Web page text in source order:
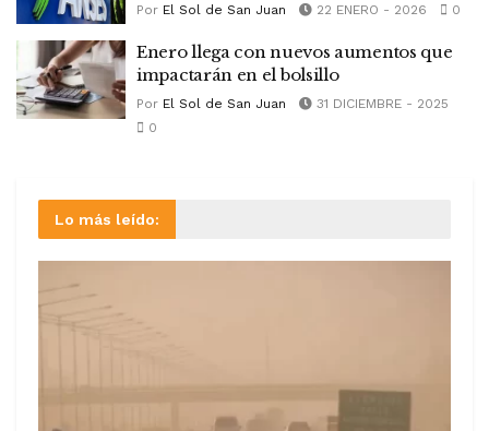
Por El Sol de San Juan 22 ENERO - 2026 0
Enero llega con nuevos aumentos que
impactarán en el bolsillo
Por El Sol de San Juan
31 DICIEMBRE - 2025
0
Lo más leído: